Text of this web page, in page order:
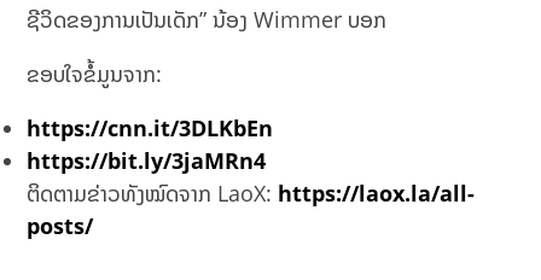
ຊີວິດຂອງການເປັນເດັກ” ນ້ອງ Wimmer ບອກ
ຂອບໃຈຂໍ້ມູນຈາກ:
https://cnn.it/3DLKbEn
https://bit.ly/3jaMRn4
ຕິດຕາມຂ່າວທັງໝົດຈາກ LaoX: https://laox.la/all-
posts/